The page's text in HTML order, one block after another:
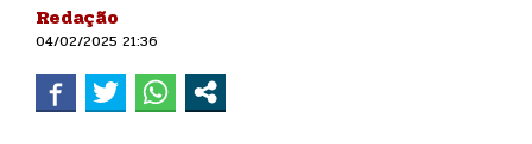
Redação
04/02/2025 21:36